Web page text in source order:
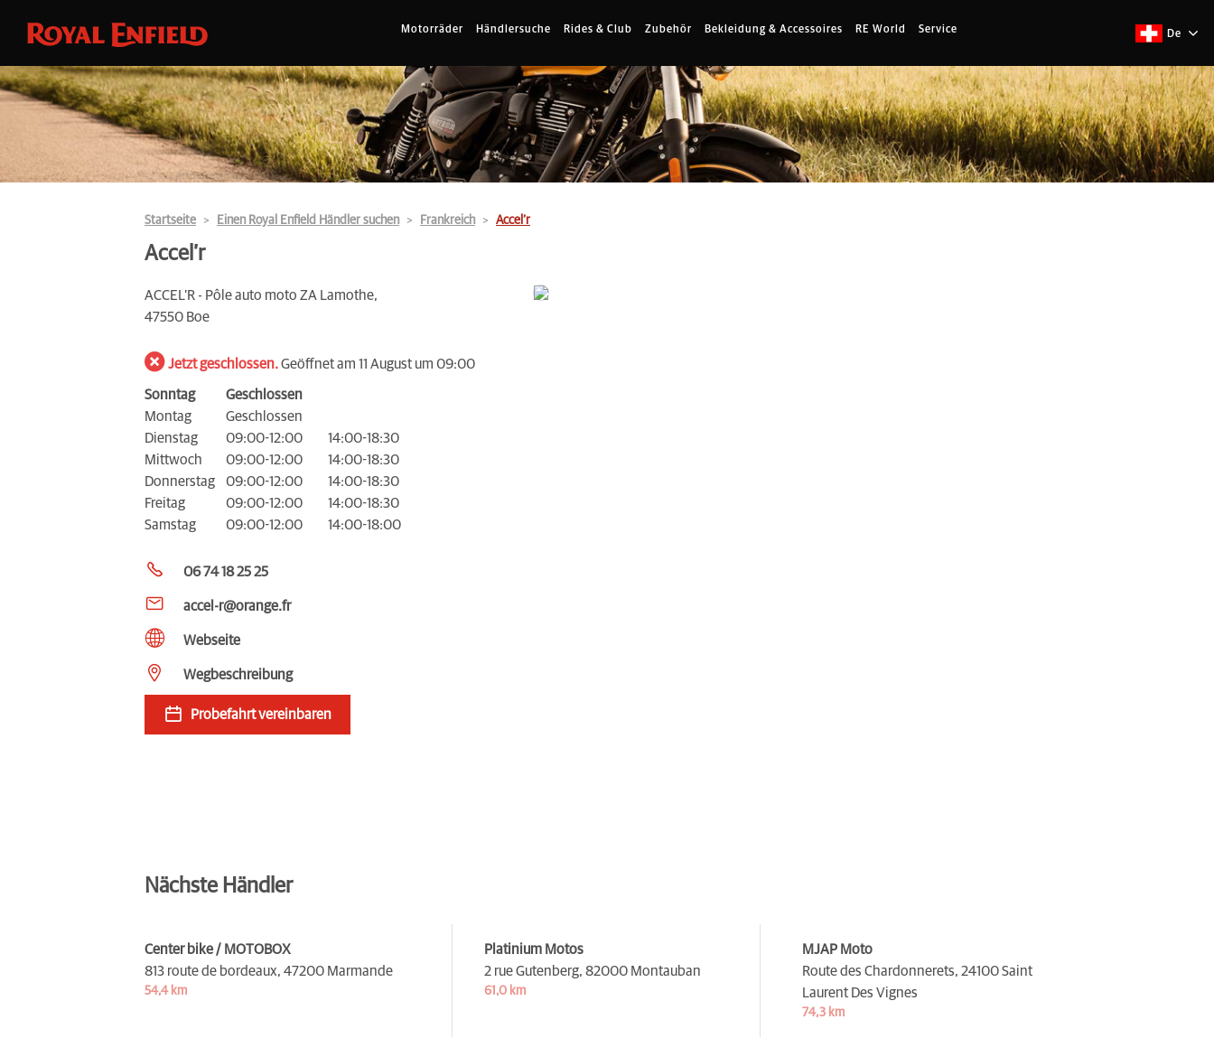
Motorräder Händlersuche Rides & Club Zubehör Bekleidung & Accessoires RE World Service De
Startseite Einen Royal Enfield Händler suchen Frankreich Accel’r
Accel’r
ACCEL’R - Pôle auto moto ZA Lamothe,
47550 Boe
Jetzt geschlossen.Geöffnet am 11 August um 09:00
Sonntag
Geschlossen
Montag
Geschlossen
Dienstag
09:00-12:00
14:00-18:30
Mittwoch
09:00-12:00
14:00-18:30
Donnerstag
09:00-12:00
14:00-18:30
Freitag
09:00-12:00
14:00-18:30
Samstag
09:00-12:00 14:00-18:00
06 74 18 25 25
accel-r@orange.fr
Webseite
Wegbeschreibung
Probefahrt vereinbaren
Nächste Händler
Center bike / MOTOBOX
813 route de bordeaux, 47200 Marmande
54,4 km
Platinium Motos
2 rue Gutenberg, 82000 Montauban
61,0 km
MJAP Moto
Route des Chardonnerets, 24100 Saint
Laurent Des Vignes
74,3 km